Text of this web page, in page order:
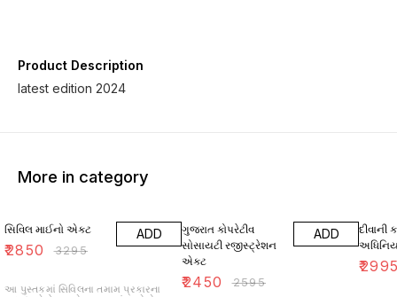
Product Description
latest edition 2024
More in category
સિવિલ માઈનો એક્ટ
₹2850 ₹3295
ADD
આ પુસ્તકમાં સિવિલના તમામ પ્રકારના
ગુજરાત કોપરેટીવ
સોસાયટી રજીસ્ટ્રેશન
એક્ટ
₹2450 ₹2595
ADD
દીવાની
₹